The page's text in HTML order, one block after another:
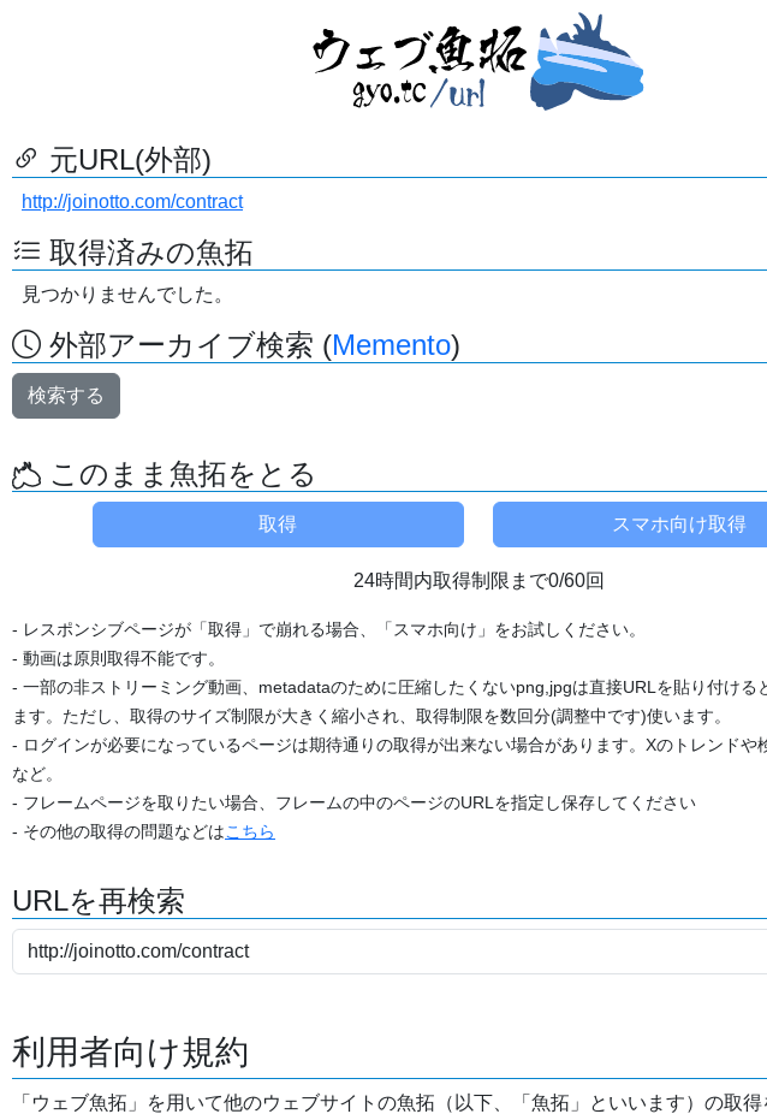
元URL(外部)
http://joinotto.com/contract
取得済みの魚拓
見つかりませんでした。
外部アーカイブ検索 (Memento)
検索する
このまま魚拓をとる
24時間内取得制限まで0/60回
- レスポンシブページが「取得」で崩れる場合、「スマホ向け」をお試しください。
- 動画は原則取得不能です。
- 一部の非ストリーミング動画、metadataのために圧縮したくないpng,jpgは直接URLを貼り付ける
ます。ただし、取得のサイズ制限が大きく縮小され、取得制限を数回分(調整中です)使います。
- ログインが必要になっているページは期待通りの取得が出来ない場合があります。Xのトレンドや
など。
- フレームページを取りたい場合、フレームの中のページのURLを指定し保存してください
- その他の取得の問題などはこちら
URLを再検索
利用者向け規約
「ウェブ魚拓」を用いて他のウェブサイトの魚拓（以下、「魚拓」といいます）の取